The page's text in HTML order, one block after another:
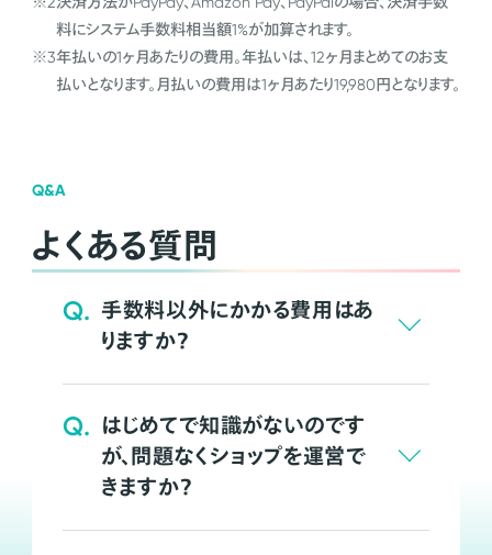
料にシステム手数料相当額1%が加算されます。
※3年払いの1ヶ月あたりの費用。年払いは、12ヶ月まとめてのお支
払いとなります。月払いの費用は1ヶ月あたり19,980円となります。
Q&A
よくある質問
Q. 手数料以外にかかる費用はあ
りますか？
Q. はじめてで知識がないのです
が、問題なくショップを運営で
きますか？